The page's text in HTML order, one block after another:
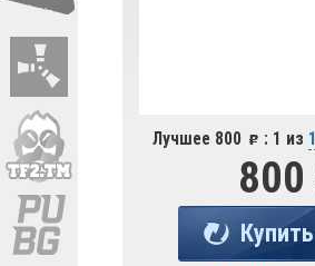
Лучшее 800 : 1 из 1
800
Купить